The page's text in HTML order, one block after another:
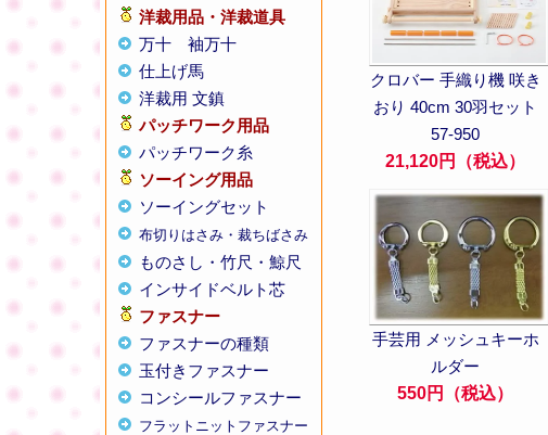
洋裁用品・洋裁道具
万十
袖万十
仕上げ馬
洋裁用 文鎮
パッチワーク用品
パッチワーク糸
ソーイング用品
ソーイングセット
布切りはさみ・裁ちばさみ
ものさし・竹尺・鯨尺
インサイドベルト芯
ファスナー
ファスナーの種類
玉付きファスナー
コンシールファスナー
フラットニットファスナー
クロバー 手織り機 咲き
おり 40cm 30羽セット
57-950
21,120円（税込）
手芸用 メッシュキーホ
ルダー
550円（税込）